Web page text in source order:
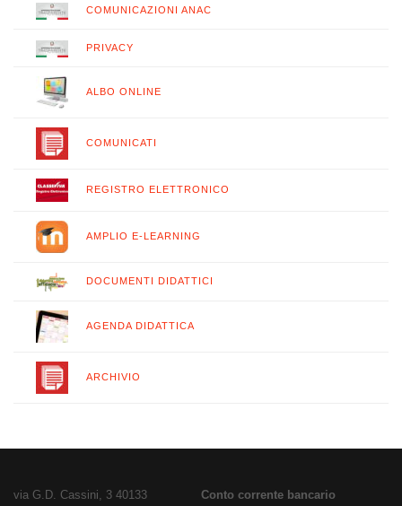
COMUNICAZIONI ANAC
PRIVACY
ALBO ONLINE
COMUNICATI
REGISTRO ELETTRONICO
AMPLIO E-LEARNING
DOCUMENTI DIDATTICI
AGENDA DIDATTICA
ARCHIVIO
via G.D. Cassini, 3 40133 Conto corrente bancario